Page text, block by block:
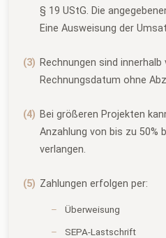
§ 19 UStG. Die
Eine Ausweisung der
Rechnungen sind
Rechnungsdatum ohne
Bei größeren Projekten
Anzahlung von bis zu 50%
verlangen.
Zahlungen erfolgen per:
Überweisung
SEPA-Lastschrift